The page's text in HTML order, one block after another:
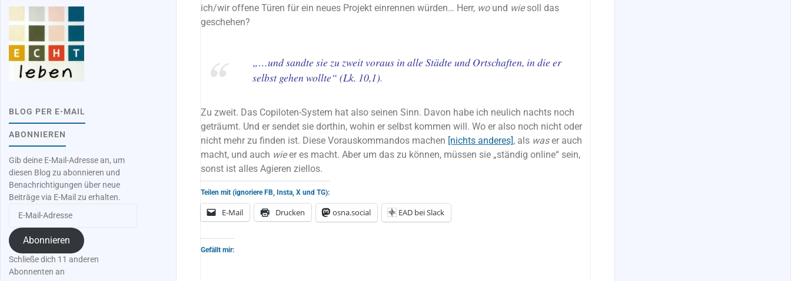
ich/wir offene Türen für ein neues Projekt einrennen würden… Herr, wound wiesoll das
geschehen?
„…und sandte sie zu zweit voraus in alle Städte und Ortschaften, in die er
selbst gehen wollte“ (Lk. 10,1).
Zu zweit. Das Copiloten-System hat also seinen Sinn. Davon habe ich neulich nachts noch
geträumt. Und er sendet sie dorthin, wohin er selbst kommen will. Wo er also noch nicht oder
nicht mehr zu finden ist. Diese Vorauskommandos machen [nichts anderes], als waser auch
macht, und auch wieer es macht. Aber um das zu können, müssen sie „ständig online“ sein,
sonst ist alles Agieren ziellos.
Teilen mit (ignoriere FB, Insta, X und TG):
E-Mail Drucken osna.social EAD bei Slack
Gefällt mir:
BLOG PER E-MAIL
ABONNIEREN
Gib deine E-Mail-Adresse an, um
diesen Blog zu abonnieren und
Benachrichtigungen über neue
Beiträge via E-Mail zu erhalten.
Mail-
Adresse
Abonnieren
Schließe dich 11 anderen
Abonnenten an